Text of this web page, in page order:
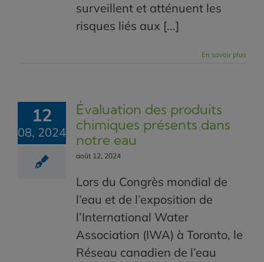
surveillent et atténuent les
risques liés aux [...]
En savoir plus
12
08, 2024
Évaluation des produits
chimiques présents dans
notre eau
août 12, 2024
Lors du Congrès mondial de
l’eau et de l’exposition de
l’International Water
Association (IWA) à Toronto, le
Réseau canadien de l’eau